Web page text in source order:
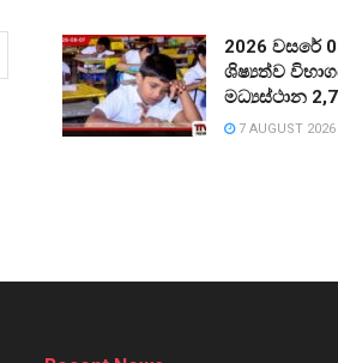
2026 වසරේ
ශිෂ්‍යත්ව
මධ්‍යස්ථාන
7 AUGUST 2026